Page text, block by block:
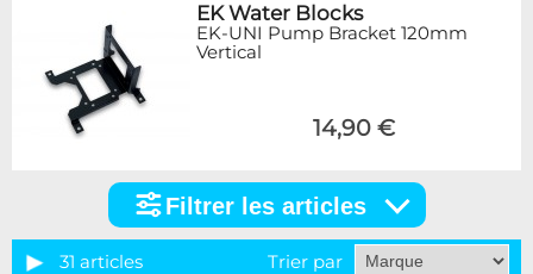
EK Water Blocks
EK-UNI Pump Bracket 120mm
Vertical
14,90 €
articles
Filtrer les articles
31 articles Trier par